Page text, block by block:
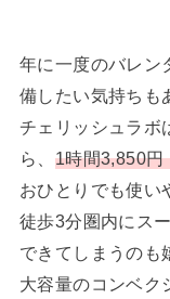
年に一度のバレン
備したい気持ちも
チェリッシュラボ
ら、 1時間3,850円
おひとりでも使い
徒歩3分圏内にス
できてしまうのも
大容量のコンベク